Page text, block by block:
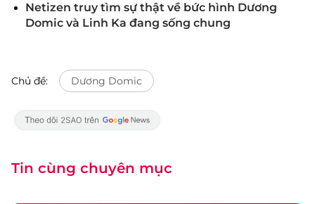
Netizen truy tìm sự thật về bức hình Dương
Domic và Linh Ka đang sống chung
Chủ đề: Dương Domic
Tin cùng chuyên mục